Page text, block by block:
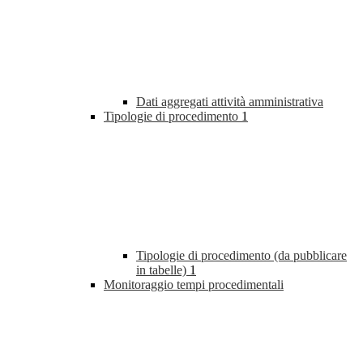
Dati aggregati attività amministrativa
Tipologie di procedimento 1
Tipologie di procedimento (da pubblicare
in tabelle) 1
Monitoraggio tempi procedimentali